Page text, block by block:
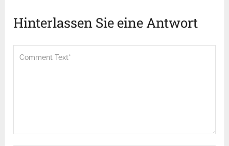
Hinterlassen Sie eine Antwort